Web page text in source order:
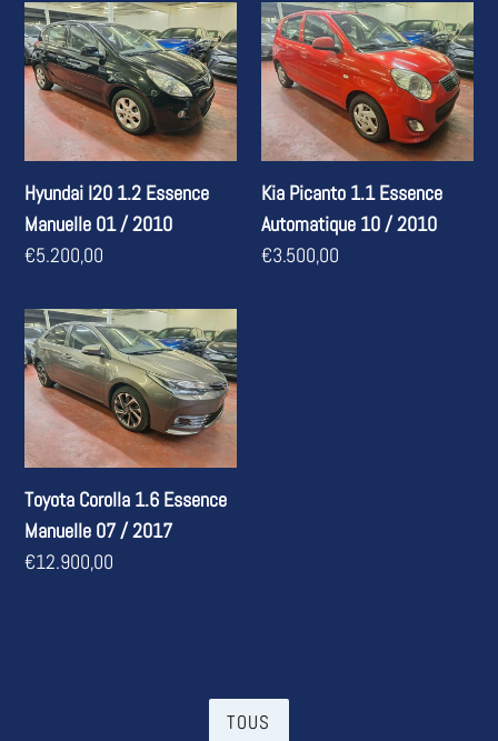
Hyundai
I20
1.2
Essence
Manuelle
/
2010
Hyundai I20 1.2 Essence
Manuelle 01 / 2010
Prix
€5.200,00
Kia
Picanto
1.1
Essence
Automatique
/
2010
Kia Picanto 1.1 Essence
Automatique 10 / 2010
Prix
€3.500,00
Toyota
Corolla
1.6
Essence
Manuelle
/
2017
Toyota Corolla 1.6 Essence
Manuelle 07 / 2017
Prix
€12.900,00
TOUS